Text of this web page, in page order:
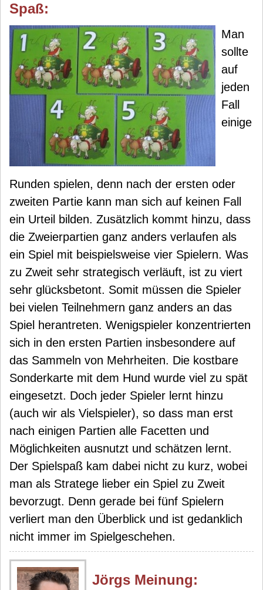
Spaß:
Man
sollte
auf
jeden
Fall
einige
Runden spielen, denn nach der ersten oder
zweiten Partie kann man sich auf keinen Fall
ein Urteil bilden. Zusätzlich kommt hinzu, dass
die Zweierpartien ganz anders verlaufen als
ein Spiel mit beispielsweise vier Spielern. Was
zu Zweit sehr strategisch verläuft, ist zu viert
sehr glücksbetont. Somit müssen die Spieler
bei vielen Teilnehmern ganz anders an das
Spiel herantreten. Wenigspieler konzentrierten
sich in den ersten Partien insbesondere auf
das Sammeln von Mehrheiten. Die kostbare
Sonderkarte mit dem Hund wurde viel zu spät
eingesetzt. Doch jeder Spieler lernt hinzu
(auch wir als Vielspieler), so dass man erst
nach einigen Partien alle Facetten und
Möglichkeiten ausnutzt und schätzen lernt.
Der Spielspaß kam dabei nicht zu kurz, wobei
man als Stratege lieber ein Spiel zu Zweit
bevorzugt. Denn gerade bei fünf Spielern
verliert man den Überblick und ist gedanklich
nicht immer im Spielgeschehen.
Jörgs Meinung: